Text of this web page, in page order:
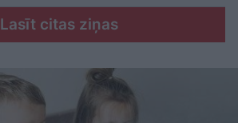
Lasīt citas ziņas